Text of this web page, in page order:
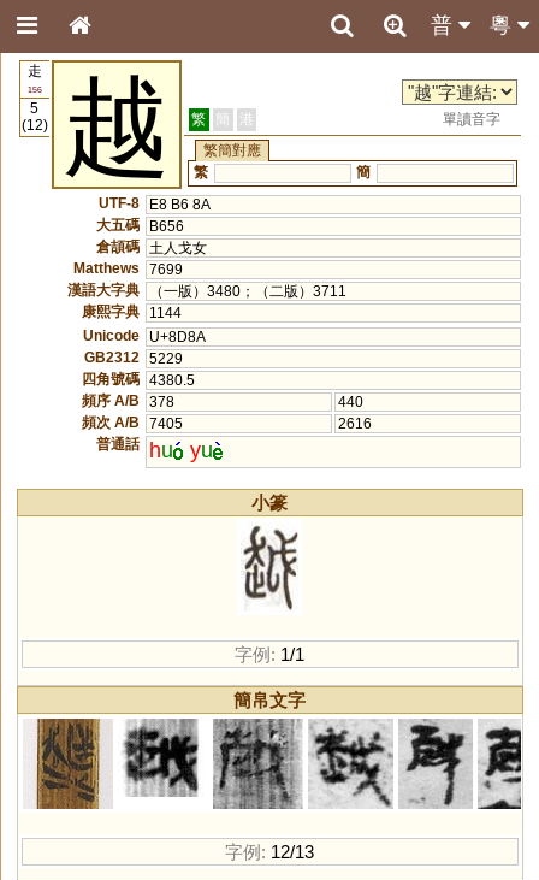
粵
普
走
156
5
(12)
越 繁 簡 港
單讀音字
繁簡對應
繁
簡
UTF-8
E8 B6 8A
大五碼
B656
倉頡碼
土人戈女
Matthews
7699
漢語大字典
（一版）3480；（二版）3711
康熙字典
1144
Unicode
U+8D8A
GB2312
5229
四角號碼 4380.5
頻序 A/B
378
440
頻次 A/B
7405
2616
普通話
hu yu
小篆
字例: 1/1
簡帛文字
字例: 12/13